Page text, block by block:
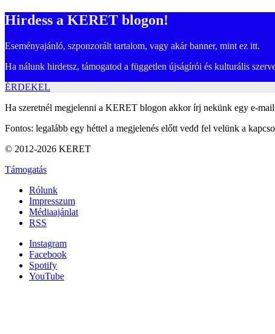
Hirdess a KERET blogon!
Eseményajánló, szponzorált tartalom, vagy akár banner, mint ez itt.
Ha nálunk hirdetsz, támogatod a független újságírói és kulturális
ÉRDEKEL
Ha szeretnél megjelenni a KERET blogon akkor írj nekünk egy e-
Fontos: legalább egy héttel a megjelenés előtt vedd fel velünk a
© 2012-2026 KERET
Támogatás
Rólunk
Impresszum
Médiaajánlat
RSS
Instagram
Facebook
Spotify
YouTube